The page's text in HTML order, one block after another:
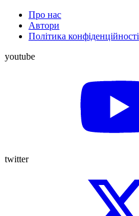
Про нас
Автори
Політика конфіденційності
youtube
twitter